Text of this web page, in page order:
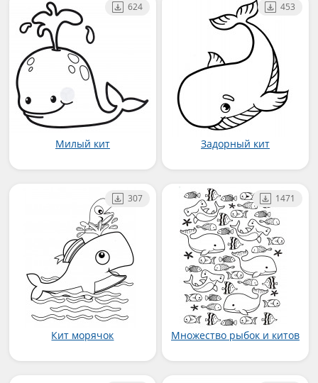
Милый кит
624
Задорный кит
453
Кит морячок
307
Множество рыбок и китов
1471